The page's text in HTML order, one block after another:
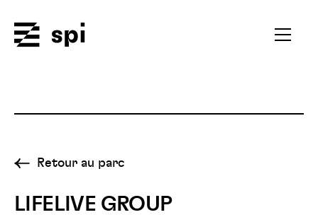
Ouvrir
Retour au parc
LIFELIVE GROUP